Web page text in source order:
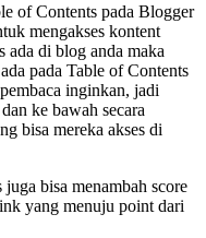
of Contents pada Blogger
mengakses kontent
ada di blog anda maka
pada Table of Contents
inginkan, jadi
ke bawah secara
bisa mereka akses di
bisa menambah score
yang menuju point dari